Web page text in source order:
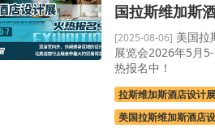
国拉斯维加斯
[2025-08-06] 美国拉
展览会2026年5月
热报名中！
拉斯维加斯酒店设计展
美国拉斯维加斯酒店